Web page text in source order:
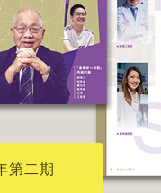
第二期